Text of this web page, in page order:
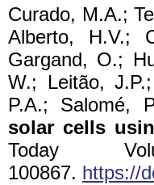
Curado, M.A.;
Alberto, H.V.;
Gargand, O.;
W.; Leitão,
P.A.; Salomé,
solar cells
Today
100867. https://